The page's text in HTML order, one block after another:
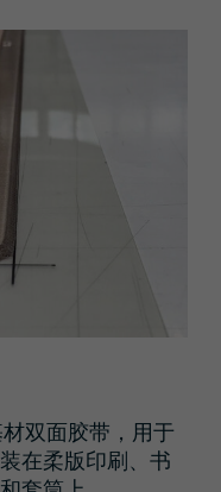
材双面胶带，用于
在柔版印刷、书